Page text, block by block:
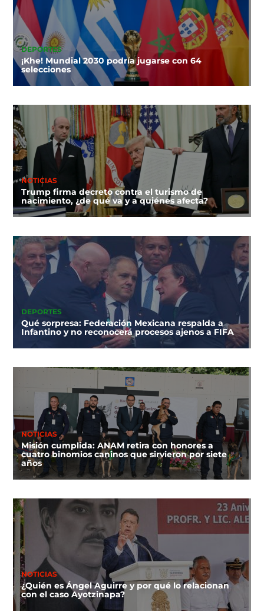
DEPORTES
¡Khe! Mundial 2030 podría jugarse con 64
selecciones
NOTICIAS
Trump firma decreto contra el turismo de
nacimiento, ¿de qué va y a quiénes afecta?
DEPORTES
Qué sorpresa: Federación Mexicana respalda a
Infantino y no reconocerá procesos ajenos a FIFA
NOTICIAS
Misión cumplida: ANAM retira con honores a
cuatro binomios caninos que sirvieron por siete
años
NOTICIAS
¿Quién es Ángel Aguirre y por qué lo relacionan
con el caso Ayotzinapa?